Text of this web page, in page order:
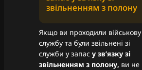
звільненням з полону
Якщо ви проходили військову
службу та були звільнені зі
служби у запас у зв’язку зі
звільненням з полону, ви не